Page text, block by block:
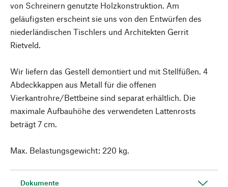
von Schreinern genutzte Holzkonstruktion. Am
geläufigsten erscheint sie uns von den Entwürfen des
niederländischen Tischlers und Architekten Gerrit
Rietveld.
Wir liefern das Gestell demontiert und mit Stellfüßen. 4
Abdeckkappen aus Metall für die offenen
Vierkantrohre/Bettbeine sind separat erhältlich. Die
maximale Aufbauhöhe des verwendeten Lattenrosts
beträgt 7 cm.
Max. Belastungsgewicht: 220 kg.
Dokumente